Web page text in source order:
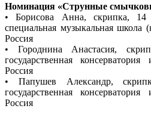
Номинация «Струнные
• Борисова Анна, скрипка, 14
специальная музыкальная школа
Россия
• Городнина Анастасия,
государственная
Россия
• Папушев Александр,
государственная
Россия